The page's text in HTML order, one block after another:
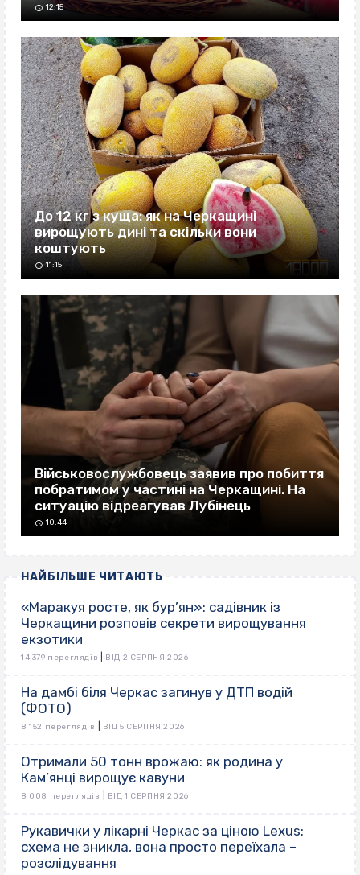
12:15
До 12 кг з куща: як на Черкащині
вирощують дині та скільки вони
коштують
11:15
Військовослужбовець заявив про побиття
побратимом у частині на Черкащині. На
ситуацію відреагував Лубінець
10:44
НАЙБІЛЬШЕ ЧИТАЮТЬ
«Маракуя росте, як бур’ян»: садівник із
Черкащини розповів секрети вирощування
екзотики
14 379 переглядів ВІД 2 СЕРПНЯ 2026
На дамбі біля Черкас загинув у ДТП водій
(ФОТО)
8 152 переглядів ВІД 5 СЕРПНЯ 2026
Отримали 50 тонн врожаю: як родина у
Кам’янці вирощує кавуни
8 008 переглядів ВІД 1 СЕРПНЯ 2026
Рукавички у лікарні Черкас за ціною Lexus:
схема не зникла, вона просто переїхала –
розслідування